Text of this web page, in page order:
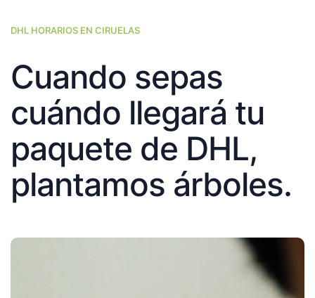
DHL HORARIOS EN CIRUELAS
Cuando sepas
cuándo llegará tu
paquete de DHL,
plantamos árboles.